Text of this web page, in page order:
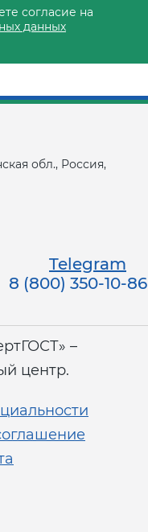
согласие на
данных
обл., Россия,
Telegram
8 (800) 350-10-86
–
центр.